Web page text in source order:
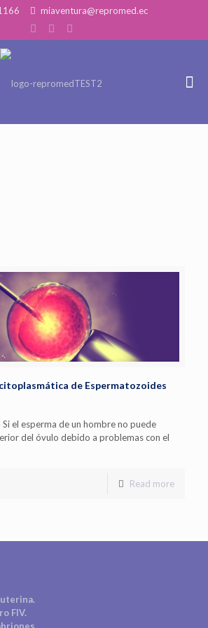
miaventura@repromed.ec
de Espermatozoides
Si el esperma de un hombre no puede
del óvulo debido a problemas con el
Read more
FIV.